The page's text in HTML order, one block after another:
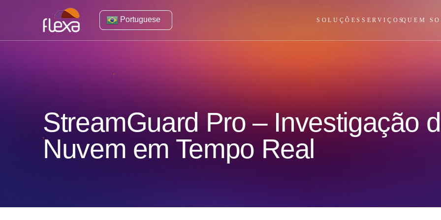
Portuguese SOLUÇÕES SERVIÇOSQUEM
StreamGuard Pro – Investigação
Nuvem em Tempo Real